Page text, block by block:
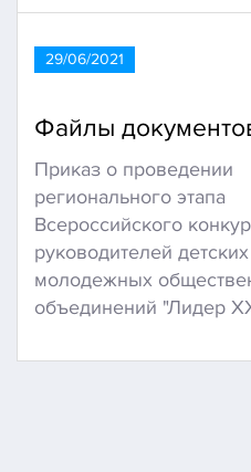
29/06/2021
Файлы
Приказ о проведении
регионального этапа
Всероссийского
руководителей
молодежных
объединений "Лидер